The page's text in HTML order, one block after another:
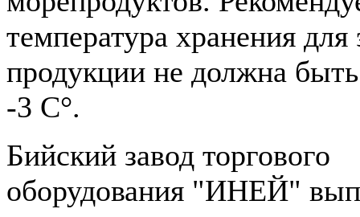
температура хранения для
продукции не должна
-3 С°.
Бийский завод торгового
оборудования "ИНЕЙ"